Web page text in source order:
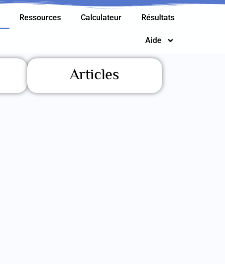
Ressources Calculateur Résultats
Aide
Articles